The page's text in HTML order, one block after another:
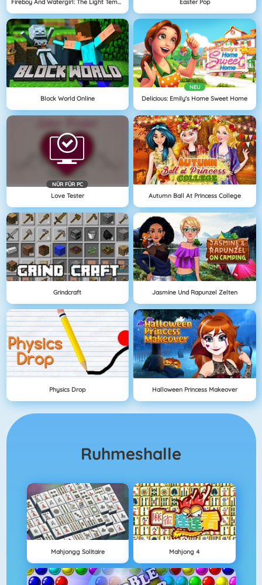
Block World Online
NEU
Delicious: Emily's Home Sweet Home
NÜR FÜR PC
Love Tester Autumn Ball At Princess College
Grindcraft Jasmine Und Rapunzel Zelten
Physics Drop Halloween Princess Makeover
Ruhmeshalle
Mahjongg Solitaire Mahjong 4